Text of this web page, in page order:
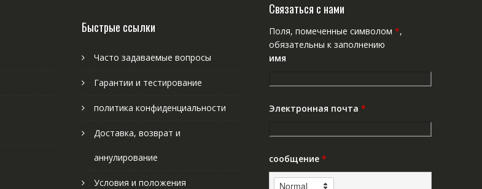
Быстрые ссылки
Часто задаваемые вопросы
Гарантии и тестирование
политика конфиденциальности
Доставка, возврат и
аннулирование
Условия и положения
Связаться с нами
Поля, помеченные символом *,
обязательны к заполнению
имя
Электронная почта *
сообщение *